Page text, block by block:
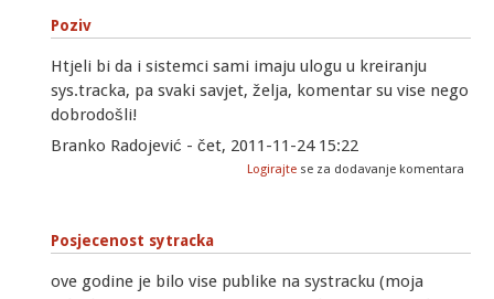
Poziv
Htjeli bi da i sistemci sami imaju ulogu u kreiranju
sys.tracka, pa svaki savjet, želja, komentar su vise nego
dobrodošli!
Branko Radojević - čet, 2011-11-24 15:22
Logirajte se za dodavanje komentara
Posjecenost sytracka
ove godine je bilo vise publike na systracku (moja